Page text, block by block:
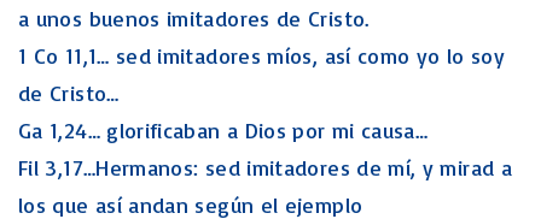
a unos buenos imitadores de Cristo.
1 Co 11,1… sed imitadores míos, así como yo lo soy
de Cristo…
Ga 1,24… glorificaban a Dios por mi causa…
Fil 3,17…Hermanos: sed imitadores de mí, y mirad a
los que así andan según el ejemplo